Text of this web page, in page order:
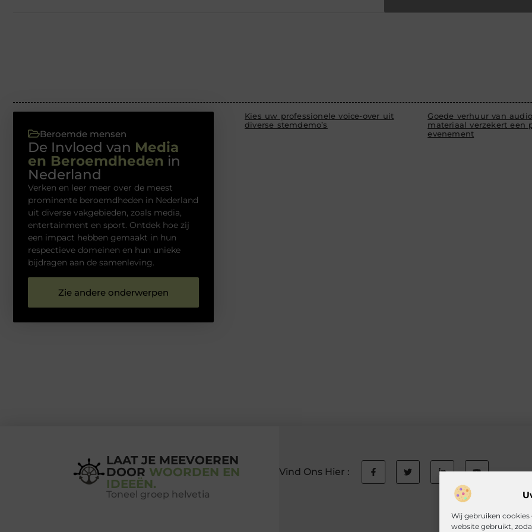
Wij gebruiken
website gebruikt,
Beroemde mensen
De Invloed van Media
en Beroemdheden in
Nederland
Verken en leer meer over de meest
prominente beroemdheden in Nederland
uit diverse vakgebieden, zoals media,
entertainment en sport. Ontdek hoe zij
een impact hebben gemaakt in hun
respectieve domeinen en hun unieke
bijdragen aan de samenleving.
Zie andere onderwerpen
Kies uw professionele voice-over uit
diverse stemdemo’s
Goede verhuur van
materiaal verzekert een
evenement
LAAT JE MEEVOEREN
DOOR WOORDEN EN
IDEEËN.
Toneel groep helvetia
Vind Ons Hier :